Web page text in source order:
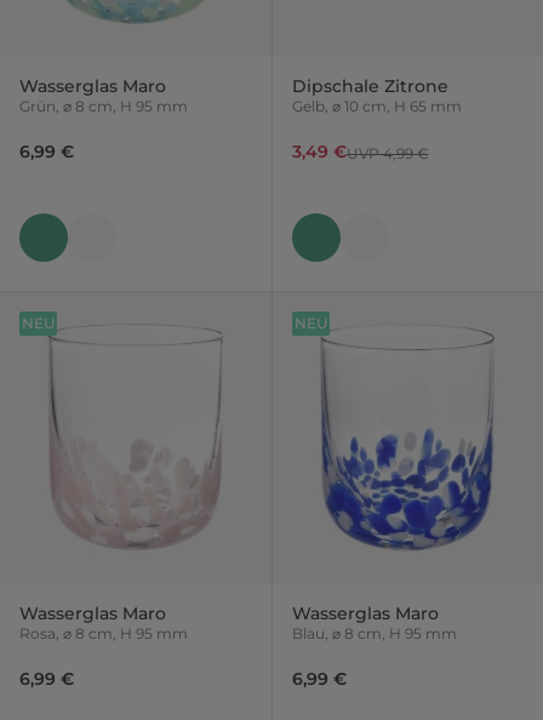
Wasserglas Maro
Grün, ⌀ 8 cm, H 95 mm
6,99 €
Dipschale Zitrone
Gelb, ⌀ 10 cm, H 65 mm
3,49 €UVP 4,99 €
Wasserglas Maro
Rosa, ⌀ 8 cm, H 95 mm
6,99 €
NEU
Wasserglas Maro
Blau, ⌀ 8 cm, H 95 mm
6,99 €
NEU